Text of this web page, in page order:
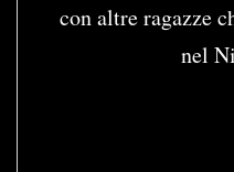
con altre ragazze
nel